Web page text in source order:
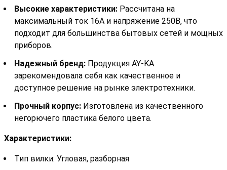
Высокие характеристики: Рассчитана на
максимальный ток 16А и напряжение 250В, что
подходит для большинства бытовых сетей и мощных
приборов.
Надежный бренд: Продукция AY-KA
зарекомендовала себя как качественное и
доступное решение на рынке электротехники.
Прочный корпус: Изготовлена из качественного
негорючего пластика белого цвета.
Характеристики:
Тип вилки: Угловая, разборная